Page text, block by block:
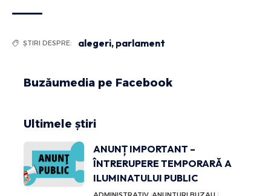
ȘTIRI DESPRE: alegeri, parlament
Buzăumedia pe Facebook
Ultimele știri
ANUNȚ IMPORTANT –
ÎNTRERUPERE TEMPORARĂ A
ILUMINATULUI PUBLIC